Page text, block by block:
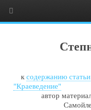
ксодержанию статьи
"Краеведение"
автор